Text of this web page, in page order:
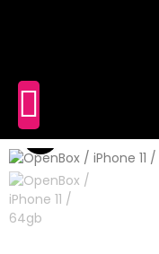
Click to enlarge